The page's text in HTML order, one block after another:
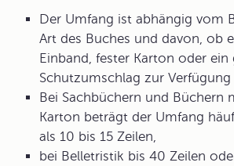
Der Umfang ist abhängig vom
Art des Buches und davon, ob
Einband, fester Karton oder ein
Schutzumschlag zur Verfügung
Bei Sachbüchern und Büchern
Karton beträgt der Umfang
als 10 bis 15 Zeilen,
bei Belletristik bis 40 Zeilen